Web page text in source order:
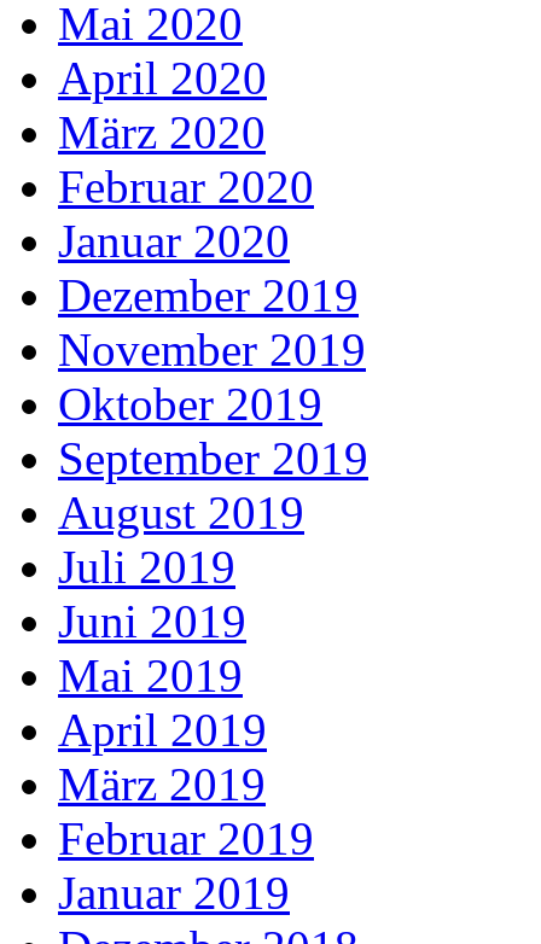
Mai 2020
April 2020
März 2020
Februar 2020
Januar 2020
Dezember 2019
November 2019
Oktober 2019
September 2019
August 2019
Juli 2019
Juni 2019
Mai 2019
April 2019
März 2019
Februar 2019
Januar 2019